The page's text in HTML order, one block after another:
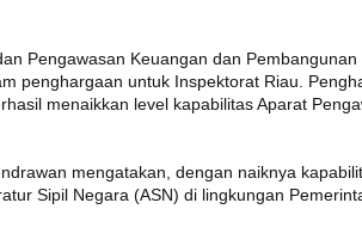
Pengawasan Keuangan dan Pembangunan
penghargaan untuk Inspektorat Riau.
menaikkan level kapabilitas Aparat
mengatakan, dengan naiknya
Sipil Negara (ASN) di lingkungan